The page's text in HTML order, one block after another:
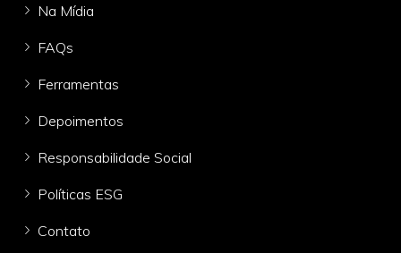
Na Mídia
FAQs
Ferramentas
Depoimentos
Responsabilidade Social
Políticas ESG
Contato